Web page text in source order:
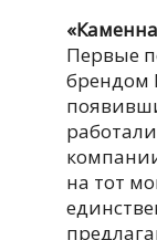
Первые
брендом
на тот